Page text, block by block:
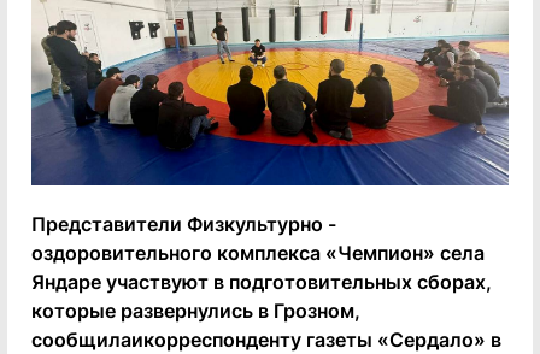
Представители Физкультурно -
оздоровительного комплекса «Чемпион» села
Яндаре участвуют в подготовительных сборах,
которые развернулись в Грозном,
сообщилаикорреспонденту газеты «Сердало» в